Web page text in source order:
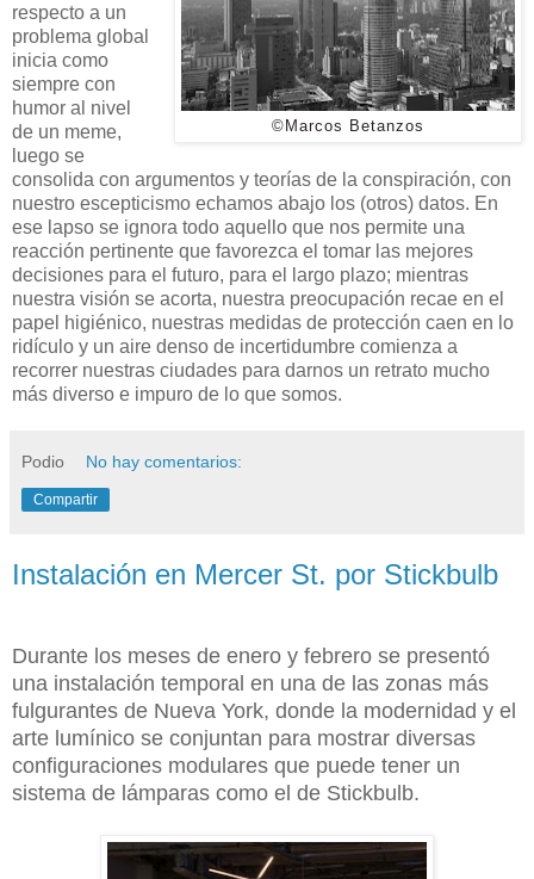
©Marcos Betanzos
respecto a un
problema global
inicia como
siempre con
humor al nivel
de un meme,
luego se
consolida con argumentos y teorías de la conspiración, con
nuestro escepticismo echamos abajo los (otros) datos. En
ese lapso se ignora todo aquello que nos permite una
reacción pertinente que favorezca el tomar las mejores
decisiones para el futuro, para el largo plazo; mientras
nuestra visión se acorta, nuestra preocupación recae en el
papel higiénico, nuestras medidas de protección caen en lo
ridículo y un aire denso de incertidumbre comienza a
recorrer nuestras ciudades para darnos un retrato mucho
más diverso e impuro de lo que somos.
Podio No hay comentarios:
Compartir
Instalación en Mercer St. por Stickbulb
Durante los meses de enero y febrero se presentó
una instalación temporal en una de las zonas más
fulgurantes de Nueva York, donde la modernidad y el
arte lumínico se conjuntan para mostrar diversas
configuraciones modulares que puede tener un
sistema de lámparas como el de Stickbulb.